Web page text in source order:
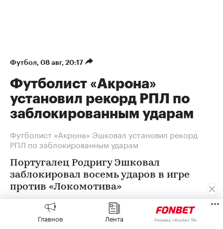
Футбол⁠, 08 авг, 20:17
Футболист «Акрона»
установил рекорд РПЛ по
заблокированным ударам
Футболист «Акрона» Эшковал установил рекорд
РПЛ по заблокированным ударам
Португалец Родригу Эшковал
заблокировал восемь ударов в игре
против «Локомотива»
Главное Лента Реклама, «Фонбет ТВ»